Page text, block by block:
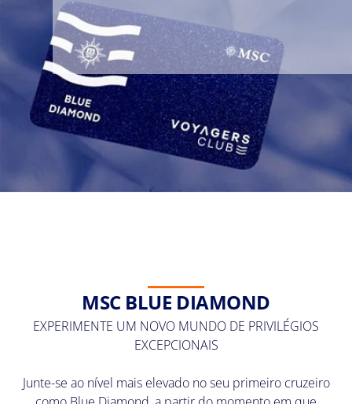
MSC BLUE DIAMOND
EXPERIMENTE UM NOVO MUNDO DE PRIVILÉGIOS
EXCEPCIONAIS
Junte-se ao nível mais elevado no seu primeiro cruzeiro